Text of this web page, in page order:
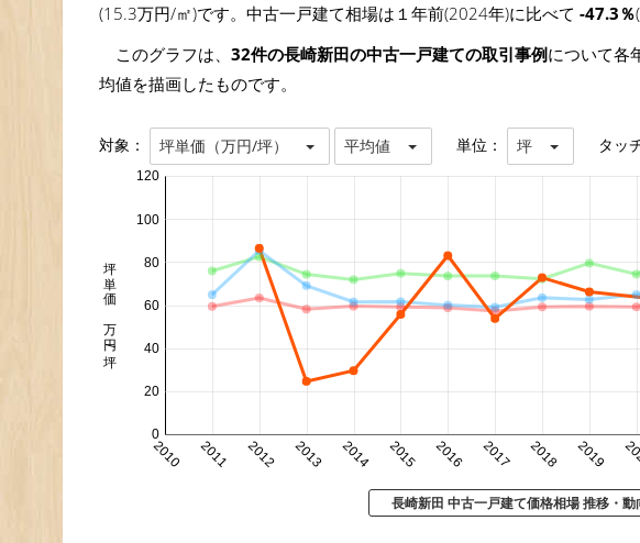
(15.3万円/㎡)です。中古一戸建て相場は１年前(2024年)に比べて -47.3％
このグラフは、 32件の長崎新田の中古一戸建ての取引事例について各
均値を描画したものです。
対象： 坪単価（万円/坪） 平均値 単位： 坪 タッチ
2010 2011 2012 2013 2014 2015 2016 2017 2018 2019
0
20
40
60
80
100
120
坪単価 万円/坪
長崎新田 中古一戸建て価格相場 推移・動